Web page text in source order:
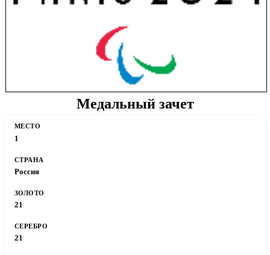
Медальный зачет
1
Россия
21
21